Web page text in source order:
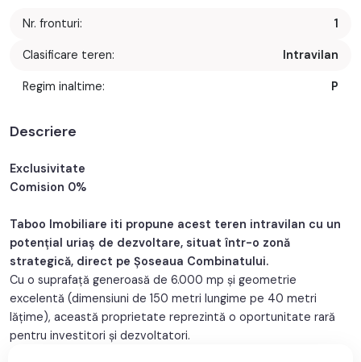
Nr. fronturi: 1
Clasificare teren: Intravilan
Regim inaltime: P
Descriere
Exclusivitate
Comision 0%
Taboo Imobiliare iti propune acest teren intravilan cu un
potențial uriaș de dezvoltare, situat într-o zonă
strategică, direct pe Șoseaua Combinatului.
Cu o suprafață generoasă de 6.000 mp și geometrie
excelentă (dimensiuni de 150 metri lungime pe 40 metri
lățime), această proprietate reprezintă o oportunitate rară
pentru investitori și dezvoltatori.